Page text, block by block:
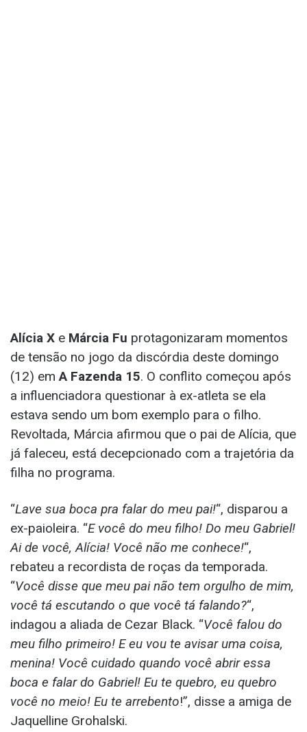
Alícia X e Márcia Fu protagonizaram momentos
de tensão no jogo da discórdia deste domingo
(12) em A Fazenda 15. O conflito começou após
a influenciadora questionar à ex-atleta se ela
estava sendo um bom exemplo para o filho.
Revoltada, Márcia afirmou que o pai de Alícia, que
já faleceu, está decepcionado com a trajetória da
filha no programa.
“Lave sua boca pra falar do meu pai!“, disparou a
ex-paioleira. “E você do meu filho! Do meu Gabriel!
Ai de você, Alícia! Você não me conhece!“,
rebateu a recordista de roças da temporada.
“Você disse que meu pai não tem orgulho de mim,
você tá escutando o que você tá falando?“,
indagou a aliada de Cezar Black. “Você falou do
meu filho primeiro! E eu vou te avisar uma coisa,
menina! Você cuidado quando você abrir essa
boca e falar do Gabriel! Eu te quebro, eu quebro
você no meio! Eu te arrebento!”, disse a amiga de
Jaquelline Grohalski.